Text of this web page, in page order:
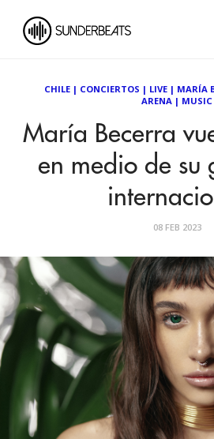
CHILE | CONCIERTOS | LIVE | MARÍA
ARENA | MUSIC
María Becerra
en medio de su
08 FEB 2023